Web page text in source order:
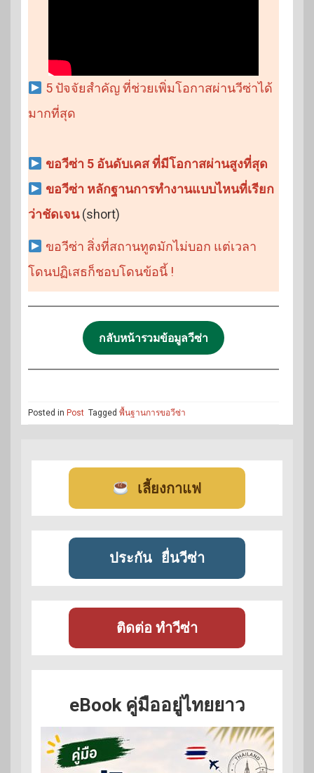
5 ปัจจัยสำคัญ ที่ช่วยเพิ่มโอกาสผ่านวีซ่าได้
มากที่สุด
ขอวีซ่า 5 อันดับเคส ที่มีโอกาสผ่านสูงที่สุด
ขอวีซ่า หลักฐานการทำงานแบบไหนที่เรียก
ว่าชัดเจน(short)
ขอวีซ่า สิ่งที่สถานทูตมักไม่บอก แต่เวลา
โดนปฏิเสธก็ชอบโดนข้อนี้ !
กลับหน้ารวมข้อมูลวีซ่า
Posted in Post Tagged พื้นฐานการขอวีซ่า
เลี้ยงกาแฟ
ประกัน ยื่นวีซ่า
ติดต่อ ทำวีซ่า
eBook คู่มืออยู่ไทยยาว